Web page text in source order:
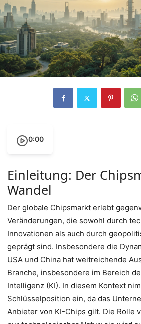
0:00
Einleitung: Der
Wandel
Der globale Chipsmarkt erlebt
Veränderungen, die sowohl durch
Innovationen als auch durch
geprägt sind. Insbesondere die
USA und China hat weitreichende
Branche, insbesondere im Bereich
Intelligenz (KI). In diesem Kontext
Schlüsselposition ein, da das
Anbieter von KI-Chips gilt. Die Rolle